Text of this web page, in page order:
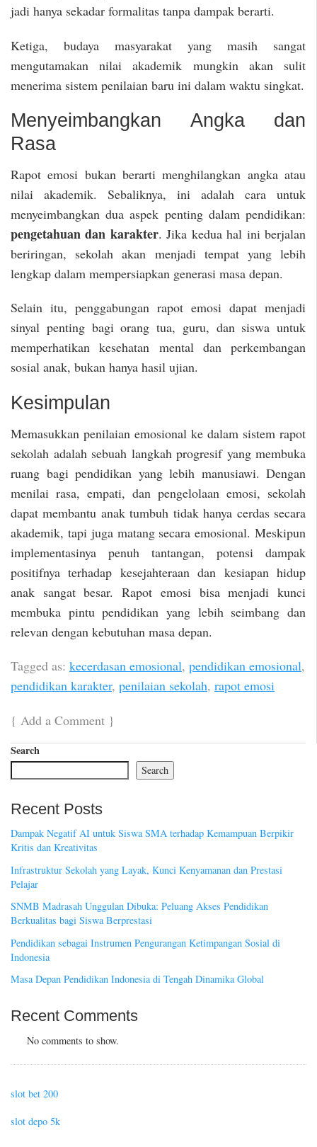
jadi hanya sekadar formalitas tanpa dampak berarti.
Ketiga, budaya masyarakat yang masih sangat
mengutamakan nilai akademik mungkin akan sulit
menerima sistem penilaian baru ini dalam waktu singkat.
Menyeimbangkan Angka dan
Rasa
Rapot emosi bukan berarti menghilangkan angka atau
nilai akademik. Sebaliknya, ini adalah cara untuk
menyeimbangkan dua aspek penting dalam pendidikan:
pengetahuan dan karakter. Jika kedua hal ini berjalan
beriringan, sekolah akan menjadi tempat yang lebih
lengkap dalam mempersiapkan generasi masa depan.
Selain itu, penggabungan rapot emosi dapat menjadi
sinyal penting bagi orang tua, guru, dan siswa untuk
memperhatikan kesehatan mental dan perkembangan
sosial anak, bukan hanya hasil ujian.
Kesimpulan
Memasukkan penilaian emosional ke dalam sistem rapot
sekolah adalah sebuah langkah progresif yang membuka
ruang bagi pendidikan yang lebih manusiawi. Dengan
menilai rasa, empati, dan pengelolaan emosi, sekolah
dapat membantu anak tumbuh tidak hanya cerdas secara
akademik, tapi juga matang secara emosional. Meskipun
implementasinya penuh tantangan, potensi dampak
positifnya terhadap kesejahteraan dan kesiapan hidup
anak sangat besar. Rapot emosi bisa menjadi kunci
membuka pintu pendidikan yang lebih seimbang dan
relevan dengan kebutuhan masa depan.
Tagged as: kecerdasan emosional, pendidikan emosional,
pendidikan karakter, penilaian sekolah, rapot emosi
{ Add a Comment }
Search
Search
Recent Posts
Dampak Negatif AI untuk Siswa SMA terhadap Kemampuan Berpikir
Kritis dan Kreativitas
Infrastruktur Sekolah yang Layak, Kunci Kenyamanan dan Prestasi
Pelajar
SNMB Madrasah Unggulan Dibuka: Peluang Akses Pendidikan
Berkualitas bagi Siswa Berprestasi
Pendidikan sebagai Instrumen Pengurangan Ketimpangan Sosial di
Indonesia
Masa Depan Pendidikan Indonesia di Tengah Dinamika Global
Recent Comments
No comments to show.
slot bet 200
slot depo 5k